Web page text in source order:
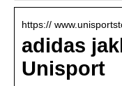
https://
adidas
Unisport